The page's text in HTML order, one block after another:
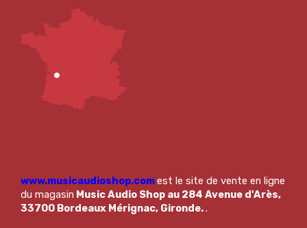
www.musicaudioshop.comest le site de vente en ligne
du magasin Music Audio Shop au 284 Avenue d'Arès,
33700 Bordeaux Mérignac, Gironde..